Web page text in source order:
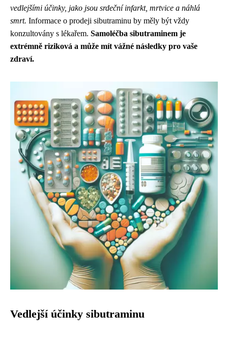
vedlejšími účinky, jako jsou srdeční infarkt, mrtvice a náhlá
smrt. Informace o prodeji sibutraminu by měly být vždy
konzultovány s lékařem. Samoléčba sibutraminem je
extrémně riziková a může mít vážné následky pro vaše
zdraví.
Vedlejší účinky sibutraminu